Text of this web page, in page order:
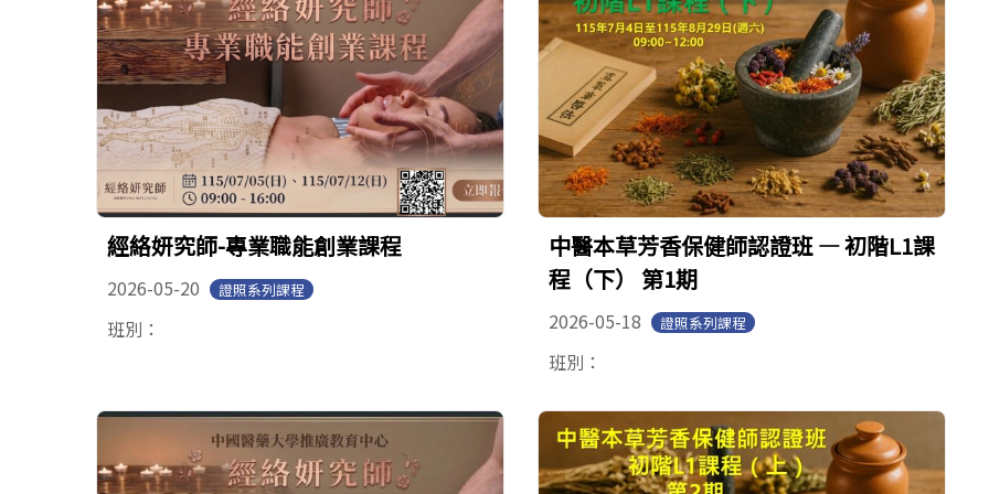
經絡妍究師-專業職能創業課程
2026-05-20 證照系列課程
班別：
中醫本草芳香保健師認證班 — 初階L1課
程（下） 第1期
2026-05-18 證照系列課程
班別：